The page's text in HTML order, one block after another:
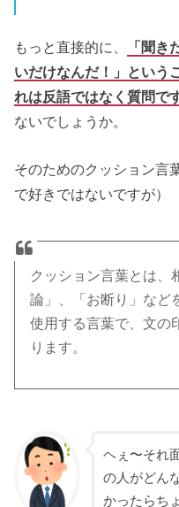
もっと直接的に、
「聞き
いだけなんだ！」という
れは反語ではなく質問で
ないでしょうか。
そのためのクッション言
で好きではないですが）
クッション言葉とは、
論」、「お断り」など
使用する言葉で、文の
ります。
ヘぇ〜それ
の人がどん
かったらち